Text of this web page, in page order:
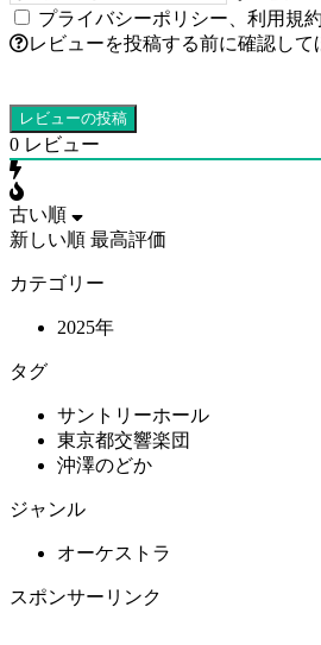
プライバシーポリシー
利用規約
レビューを投稿する前に確認して
0 レビュー
古い順
新しい順 最高評価
カテゴリー
2025年
タグ
サントリーホール
東京都交響楽団
沖澤のどか
ジャンル
オーケストラ
スポンサーリンク